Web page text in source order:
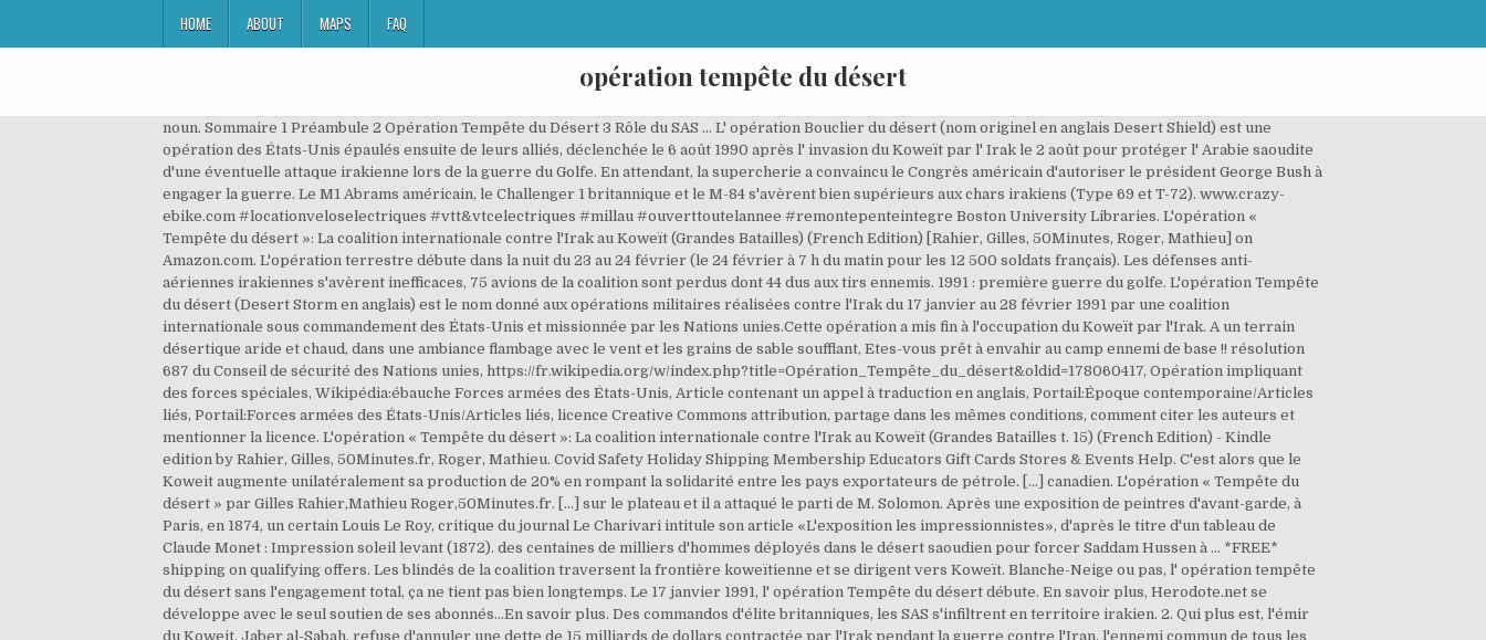
HOME ABOUT MAPS FAQ
opération tempête du désert
noun. Sommaire 1 Préambule 2 Opération Tempête du Désert 3 Rôle du SAS … L' opération Bouclier du désert (nom originel en anglais Desert Shield) est une opération des États-Unis épaulés ensuite de leurs alliés, déclenchée le 6 août 1990 après l' invasion du Koweït par l' Irak le 2 août pour protéger l' Arabie saoudite d'une éventuelle attaque irakienne lors de la guerre du Golfe. En attendant, la supercherie a convaincu le Congrès américain d'autoriser le président George Bush à engager la guerre. Le M1 Abrams américain, le Challenger 1 britannique et le M-84 s'avèrent bien supérieurs aux chars irakiens (Type 69 et T-72). ️www.crazy-ebike.com #locationveloselectriques #vtt&vtcelectriques #millau #ouverttoutelannee #remontepenteintegre Boston University Libraries. L'opération « Tempête du désert »: La coalition internationale contre l'Irak au Koweït (Grandes Batailles) (French Edition) [Rahier, Gilles, 50Minutes, Roger, Mathieu] on Amazon.com. L'opération terrestre débute dans la nuit du 23 au 24 février (le 24 février à 7 h du matin pour les 12 500 soldats français). Les défenses anti-aériennes irakiennes s'avèrent inefficaces, 75 avions de la coalition sont perdus dont 44 dus aux tirs ennemis. 1991 : première guerre du golfe. L'opération Tempête du désert (Desert Storm en anglais) est le nom donné aux opérations militaires réalisées contre l'Irak du 17 janvier au 28 février 1991 par une coalition internationale sous commandement des États-Unis et missionnée par les Nations unies.Cette opération a mis fin à l'occupation du Koweït par l'Irak. A un terrain désertique aride et chaud, dans une ambiance flambage avec le vent et les grains de sable soufflant, Etes-vous prêt à envahir au camp ennemi de base !! résolution 687 du Conseil de sécurité des Nations unies, https://fr.wikipedia.org/w/index.php?title=Opération_Tempête_du_désert&oldid=178060417, Opération impliquant des forces spéciales, Wikipédia:ébauche Forces armées des États-Unis, Article contenant un appel à traduction en anglais, Portail:Époque contemporaine/Articles liés, Portail:Forces armées des États-Unis/Articles liés, licence Creative Commons attribution, partage dans les mêmes conditions, comment citer les auteurs et mentionner la licence. L'opération « Tempête du désert »: La coalition internationale contre l'Irak au Koweït (Grandes Batailles t. 15) (French Edition) - Kindle edition by Rahier, Gilles, 50Minutes.fr, Roger, Mathieu. Covid Safety Holiday Shipping Membership Educators Gift Cards Stores & Events Help. C'est alors que le Koweit augmente unilatéralement sa production de 20% en rompant la solidarité entre les pays exportateurs de pétrole. [...] canadien. L'opération « Tempête du désert » par Gilles Rahier,Mathieu Roger,50Minutes.fr. [...] sur le plateau et il a attaqué le parti de M. Solomon. Après une exposition de peintres d'avant-garde, à Paris, en 1874, un certain Louis Le Roy, critique du journal Le Charivari intitule son article «L'exposition les impressionnistes», d'après le titre d'un tableau de Claude Monet : Impression soleil levant (1872). des centaines de milliers d'hommes déployés dans le désert saoudien pour forcer Saddam Hussen à … *FREE* shipping on qualifying offers. Les blindés de la coalition traversent la frontière koweïtienne et se dirigent vers Koweït. Blanche-Neige ou pas, l' opération tempête du désert sans l'engagement total, ça ne tient pas bien longtemps. Le 17 janvier 1991, l' opération Tempête du désert débute. En savoir plus, Herodote.net se développe avec le seul soutien de ses abonnés...En savoir plus. Des commandos d'élite britanniques, les SAS s'infiltrent en territoire irakien. 2. Qui plus est, l'émir du Koweit, Jaber al-Sabah, refuse d'annuler une dette de 15 milliards de dollars contractée par l'Irak pendant la guerre contre l'Iran, l'ennemi commun de tous les Arabes ! Il renforce son emprise sur la population en tirant profit de l'embargo imposé par les Américains. L'opération « Tempête du désert »: La coalition internationale contre l'Irak au Koweït (Grandes Batailles t. 15) (French Edition) eBook: Rahier, … Cherchez opération tempête du désert et beaucoup d’autres mots dans le dictionnaire de définition et synonymes français de Reverso. Elle peut se distinguer en une phase aérienne (campagne de bombardements) et en une phase terrestre (Desert Sabre, qui a duré symboliquement cent heures). Cours Histoire Découverte Du Monde Histoire De France Brevet Histoire Guerre Du Golfe Guerre Froide Fle Mon Petit Quotidien. Mais le président américain est brusquement saisi de peur devant les risques d'éclatement de l'Irak sous l'effet de ces soulèvements particularistes. Operation Desert Storm: translation. In the early morning hours of 17 January 1991, Operation Desert Storm commenced. opération Tempête du désert, il est venu, et il a posé un drapeau. Les images du conflit ont marqué la conscience collective. Tempête du désert (Desert Storm en anglais) est le nom donné par le département de la Défense des États-Unis à l'opération militaire menée contre l' Irak à partir du 17 … La guerre-éclair se solde par plus de 200.000 morts du côté irakien dont une moitié de civils. Il y a 25 ans, le 17 janvier 1991, les États-Unis et une coalition internationale lançaient l'opération "Tempête du désert" pour délivrer le Koweït de l'armée d'invasion de Saddam Hussein. Saddam Hussein en garde rancune au Koweit et se souvient opportunément que le petit émirat faisait partie de son pays avant que les Britanniques ne l'en détachent en 1932. Division DAGUET-22 décembre 2014. Téléchargez l'APK 1.0.1 de Opération Tempête du Désert pour Android. Le réacteur nucléaire Osirak, situé au sud-est de Bagdad, construit par les Français sur le modèle d'Osiris, est bombardé lors de raids massifs de bombardiers F-117 et F-111 de l'aviation des États-Unis[2]. Redoutant que la situation ne devienne plus explosive encore, les Nations unies lancent le 17 janvier l’opération « Tempête du désert » afin de bouter l’armée irakienne hors du territoire. En août 1990, le Koweït est envahi par l'Irak. 23 Deux jours avant la guerre, sur TF1 au journal de 13 heures (15/01/1991), Jean-Pierre Pernault présentait la vedette de l’opération « Tempête du désert » : « Une maquette que vous allez voir sans doute beaucoup dans les jours qui viennent, une maquette de toute la zone des combats si la guerre éclate demain et qui permettra de comprendre tout ce qui se passe. La dernière modification de cette page a été faite le 26 décembre 2020 à 12:27. Motivation Few Helpful Ideas to Improve Your Motivation. Français : Carte montrant les opérations terrestres menées lors de l'opération Tempête du désert entre le 24 et le 28 février 1991 : les positions tenues par les armées irakienne et alliées, et les mouvements de cette dernière. Elle constitue la phase la plus violente de la guerre du Golfe. Division DAGUET-2 janvier 2021. La deuxième guerre du Golfe vient tout juste de commencer. Du 17 janvier au 28 février 1991 a lieu l’opération « Tempête du désert », unique bataille qui voit l’intervention de la coalition internationale durant la deuxième guerre du Golf, débutée en août 1990 par l’invasion du Koweït par l’Irak.Cette opération, lancée à l’initiative des Nations unies, vise à bouter l’armée irakienne hors du territoire. Alors que le 22 février l'Irak accepte un cessez-le-feu sous la pression de l'URSS, la coalition rejette la proposition mais déclare que les forces irakiennes battant en retraite ne seront pas attaquées, leur donnant 24 heures pour évacuer le Koweït. L'opération "Tempête du dêsert" : 1991, quand Saddam Hussein envahit le Koweit. Avec la guerre de 1991 et plus encore l'invasion de 2003, ces communautés sont désormais vouées à une disparition inéluctable. Les attaques des bombardiers B-52 sont un élément important dans l' opération Tempête du désert. L'opération « Tempête du désert » : La coalition internationale contre l'Irak au Koweït. Sommaire 1 Préambule 2 Opération Tempête du Désert 3 Rôle du SAS … Wikipédia en Français. Le 28 février, il décide à brûle-pourpoint d'arrêter la marche triomphale de ses armées aux portes de Bagdad. Découvrez enfin tout ce qu'il faut savoir sur l'opération « Tempête du désert » en moins d'une heure ! Il obtient qui plus est de George Bush l'autorisation d'utiliser ses hélicoptères pour réprimer l'insurrection chiite et mieux massacrer les populations irrédentistes des marais du sud. Services . Dès le 26 février, les populations chiites (*) du sud de l'Irak, aussi appelés Arabes des marais, se soulèvent contre Saddam Hussein à l'appel du président George Bush. Opération tempête du désert en place ! Choisissez parmi des contenus premium Opération Tempête Du Désert de la plus haute qualité. Nous les publierons sur notre site une fois que nous les aurons examinées. Son témoignage avait été monté de toutes pièces par les services secrets américains. Le gouvernement américain voit s'éloigner le spectre d'une prise de pouvoir par les chiites irakiens alliés de l'Iran. Plus sérieusement, il semble que les dirigeants américains aient choisi de tirer parti de Saddam Hussein et de ses foucades pour installer une base militaire au milieu des champs pétrolifères du Golfe Persique. B-52 strikes were an important part of Operation Desert Storm. Read "L'opération « Tempête du désert » La coalition internationale contre l'Irak au Koweït" by Gilles Rahier available from Rakuten Kobo. Cette formation se tenait à l'intérieur du territoire irakien. Cette mesure fait chuter les cours, à la grande satisfaction des consommateurs occidentaux. Snow White or not, without total commitment, operation Desert Storm doesn't last very long. Find the perfect Opération Tempête Du Désert stock photos and editorial news pictures from Getty Images. Le dictateur croit comprendre qu'elle approuve sa décision et que les États-Unis n'interviendront pas dans le conflit. We all recall operation desert storm in which the UN intervened in 1991 to expel Sadd